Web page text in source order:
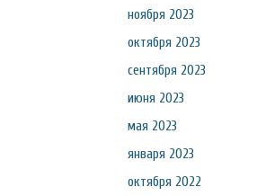
ноября 2023
октября 2023
сентября 2023
июня 2023
мая 2023
января 2023
октября 2022